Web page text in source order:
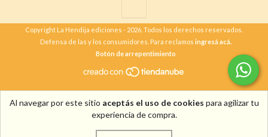
Al navegar por este sitio aceptás el uso de cookies para agilizar tu
experiencia de compra.
Copyright La Hendija ediciones - 2026. Todos los derechos reservados.
Defensa de las y los consumidores. Para reclamos ingresá acá.
Botón de arrepentimiento